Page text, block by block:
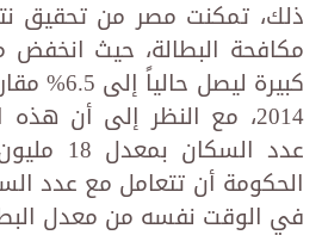
ذلك، تمكنت مصر من تحقيق
مكافحة البطالة، حيث انخفض
2014، مع النظر إلى أن
عدد
الحكومة أن تتعامل مع عدد
في الوقت نفسه من معدل